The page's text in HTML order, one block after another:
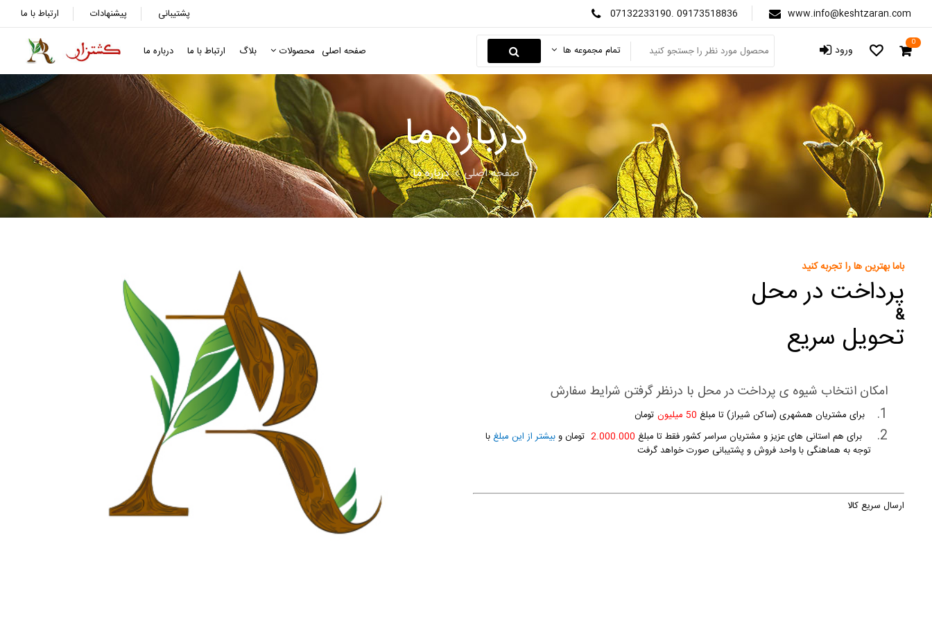
ارتباط با ما پیشنهادات پشتیبانی 07132233190. 09173518836 www.info@keshtzaran.com
صفحه اصلی محصولات بلاگ ارتباط با ما درباره ما تمام مجموعه ها ورود 0
درباره ما
صفحه اصلی درباره ما
باما بهترین ها را تجربه کنید
پرداخت در محل
&
تحویل سریع
امکان انتخاب شیوه ی پرداخت در محل با درنظر گرفتن شرایط سفارش
1.
برای مشتریان همشهری (ساکن شیراز) تا مبلغ 50 میلیون تومان
2. برای هم استانی های عزیز و مشتریان سراسر کشور فقط تا مبلغ تومان وبیشتر از این مبلغ با
توجه به هماهنگی با واحد فروش و پشتیبانی صورت خواهد گرفت
ارسال سریع کالا